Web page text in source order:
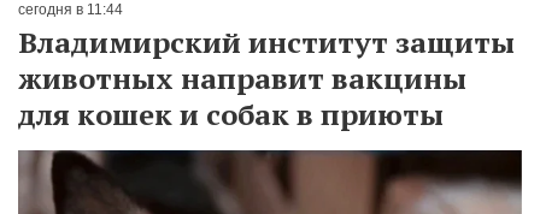
сегодня в 11:44
Владимирский институт защиты
животных направит вакцины
для кошек и собак в приюты